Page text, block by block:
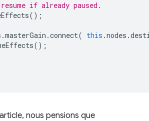
if already paused.
();
.masterGain .connect( this .nodes .
();
nous pensions que